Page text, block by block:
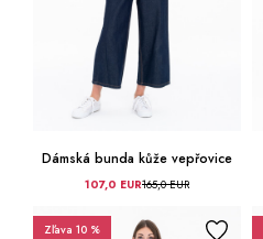
Dámská bunda kůže vepřovice
107,0 EUR165,0 EUR
Zľava 10 %